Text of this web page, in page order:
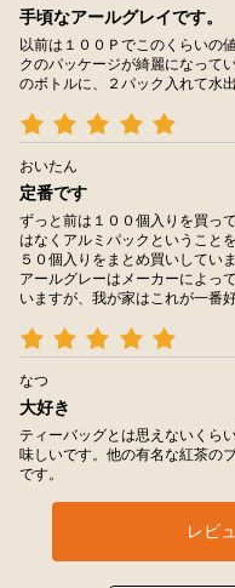
手頃なアールグレイです。
以前は１００Ｐでこのくらいの
クのパッケージが綺麗になって
のボトルに、２パック入れて水
おいたん
定番です
ずっと前は１００個入りを買っ
はなくアルミパックということ
５０個入りをまとめ買いしていま
アールグレーはメーカーによっ
いますが、我が家はこれが一番好
なつ
大好き
ティーバッグとは思えないくら
味しいです。他の有名な紅茶の
です。
レビ